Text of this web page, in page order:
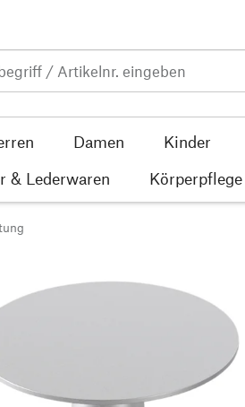
Damen Kinder
& Lederwaren Körperpflege